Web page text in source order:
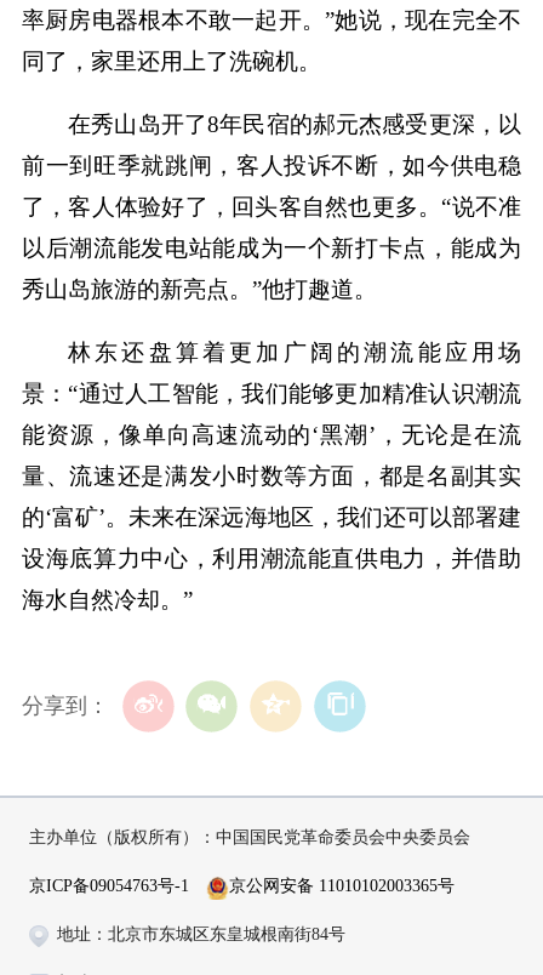
率厨房电器根本不敢一起开。”她说，现在完全不
同了，家里还用上了洗碗机。
在秀山岛开了8年民宿的郝元杰感受更深，以
前一到旺季就跳闸，客人投诉不断，如今供电稳
了，客人体验好了，回头客自然也更多。“说不准
以后潮流能发电站能成为一个新打卡点，能成为
秀山岛旅游的新亮点。”他打趣道。
林东还盘算着更加广阔的潮流能应用场
景：“通过人工智能，我们能够更加精准认识潮流
能资源，像单向高速流动的‘黑潮’，无论是在流
量、流速还是满发小时数等方面，都是名副其实
的‘富矿’。未来在深远海地区，我们还可以部署建
设海底算力中心，利用潮流能直供电力，并借助
海水自然冷却。”
分享到：
主办单位（版权所有）：中国国民党革命委员会中央委员会
京ICP备09054763号-1 京公网安备 11010102003365号
地址：北京市东城区东皇城根南街84号